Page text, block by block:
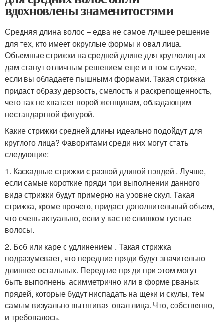
вдохновлены знаменитостями
Средняя длина волос – едва не самое лучшее решение
для тех, кто имеет округлые формы и овал лица.
Объемные стрижки на средней длине для круглолицых
дам станут отличным решением еще и в том случае,
если вы обладаете пышными формами. Такая стрижка
придаст образу дерзость, смелость и раскрепощенность,
чего так не хватает порой женщинам, обладающим
нестандартной фигурой.
Какие стрижки средней длины идеально подойдут для
круглого лица? Фаворитами среди них могут стать
следующие:
1. Каскадные стрижки с разной длиной прядей . Лучше,
если самые короткие пряди при выполнении данного
вида стрижки будут примерно на уровне скул. Такая
стрижка, кроме прочего, придаст дополнительный объем,
что очень актуально, если у вас не слишком густые
волосы.
2. Боб или каре с удлинением . Такая стрижка
подразумевает, что передние пряди будут значительно
длиннее остальных. Передние пряди при этом могут
быть выполнены асимметрично или в форме рваных
прядей, которые будут ниспадать на щеки и скулы, тем
самым визуально вытягивая овал лица. Что, собственно,
и требовалось.